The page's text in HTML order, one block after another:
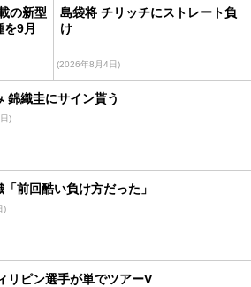
の新型
9月
島袋将 チリッチにストレート負
け
(2026年8月4日)
錦織圭にサイン貰う
)
前回酷い負け方だった」
)
リピン選手が単でツアーV